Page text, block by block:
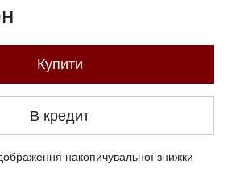
Купити
В кредит
накопичувальної знижки